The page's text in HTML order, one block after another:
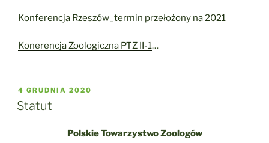
Konferencja Rzeszów_termin przełożony na 2021
Konerencja Zoologiczna PTZ II-1…
OPUBLIKOWANE
W
4 GRUDNIA 2020
Statut
Polskie Towarzystwo Zoologów